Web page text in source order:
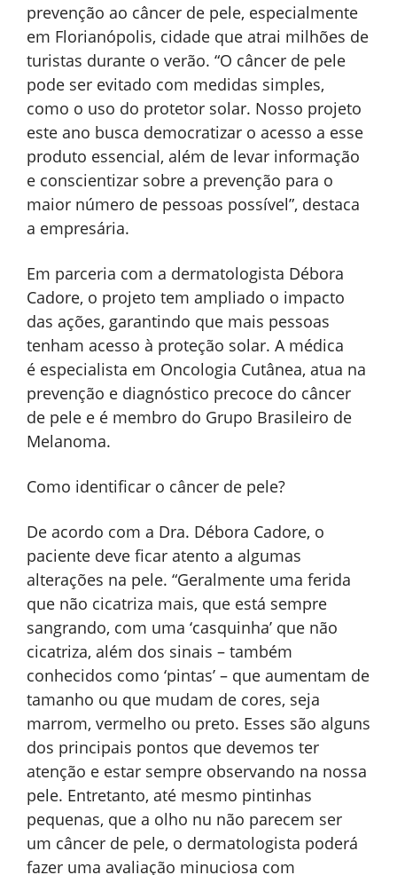
prevenção ao câncer de pele, especialmente
em Florianópolis, cidade que atrai milhões de
turistas durante o verão. “O câncer de pele
pode ser evitado com medidas simples,
como o uso do protetor solar. Nosso projeto
este ano busca democratizar o acesso a esse
produto essencial, além de levar informação
e conscientizar sobre a prevenção para o
maior número de pessoas possível”, destaca
a empresária.
Em parceria com a dermatologista Débora
Cadore, o projeto tem ampliado o impacto
das ações, garantindo que mais pessoas
tenham acesso à proteção solar. A médica
é especialista em Oncologia Cutânea, atua na
prevenção e diagnóstico precoce do câncer
de pele e é membro do Grupo Brasileiro de
Melanoma.
Como identificar o câncer de pele?
De acordo com a Dra. Débora Cadore, o
paciente deve ficar atento a algumas
alterações na pele. “Geralmente uma ferida
que não cicatriza mais, que está sempre
sangrando, com uma ‘casquinha’ que não
cicatriza, além dos sinais – também
conhecidos como ‘pintas’ – que aumentam de
tamanho ou que mudam de cores, seja
marrom, vermelho ou preto. Esses são alguns
dos principais pontos que devemos ter
atenção e estar sempre observando na nossa
pele. Entretanto, até mesmo pintinhas
pequenas, que a olho nu não parecem ser
um câncer de pele, o dermatologista poderá
fazer uma avaliação minuciosa com